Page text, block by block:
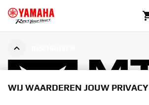
WIJ WAARDEREN JOUW PRIVACY